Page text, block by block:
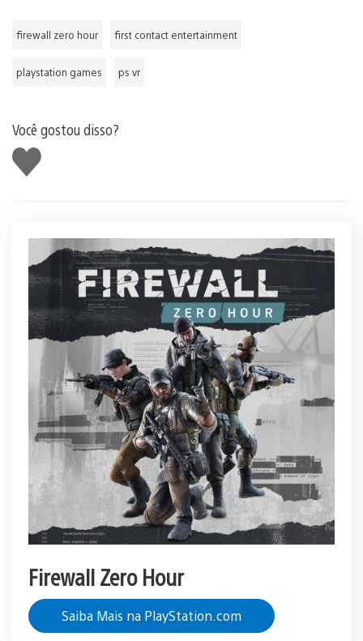
firewall zero hour first contact entertainment
playstation games ps vr
Você gostou disso?
Curtir
Firewall Zero Hour
Saiba Mais na PlayStation.com